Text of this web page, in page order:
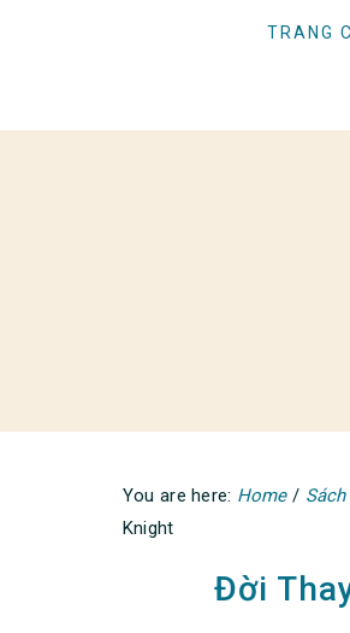
TRANG
You are here: Home /
Knight
Đời